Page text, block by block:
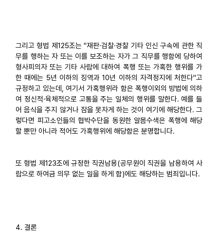
그리고 형법 제125조는 "재판·검찰·경찰 기타 인신 구속에 관한 직
무를 행하는 자 또는 이를 보조하는 자가 그 직무를 행함에 당하여
형사피의자 또는 기타 사람에 대하여 폭행 또는 가혹한 행위를 가
한 때에는 5년 이하의 징역과 10년 이하의 자격정지에 처한다"고
규정하고 있는데, 여기서 가혹행위라 함은 폭행이외의 방법에 의하
여 정신적·육체적으로 고통을 주는 일체의 행위를 말한다. 예를 들
어 음식을 주지 않거나 잠을 못자게 하는 것이 여기에 해당한다. 그
렇다면 피고소인들의 협박수단을 동원한 알몸수색은 폭행에 해당
할 뿐만 아니라 적어도 가혹행위에 해당함은 분명합니다.
또 형법 제123조에 규정한 직권남용(공무원이 직권을 남용하여 사
람으로 하여금 의무 없는 일을 하게 함)에도 해당하는 범죄입니다.
4. 결론